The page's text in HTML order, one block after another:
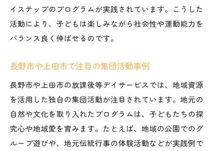
イステップのプログラムが実践されています。こうした
活動により、子どもは楽しみながら社会性や運動能力を
バランス良く伸ばせるのです。
長野市や上田市で注目の集団活動事例
長野市や上田市の放課後等デイサービスでは、地域資源
を活用した独自の集団活動が注目されています。地元の
自然や文化を取り入れたプログラムは、子どもたちの探
究心や地域愛を育みます。たとえば、地域の公園でのグ
ループ遊びや、地元伝統行事の体験活動などが実践例で